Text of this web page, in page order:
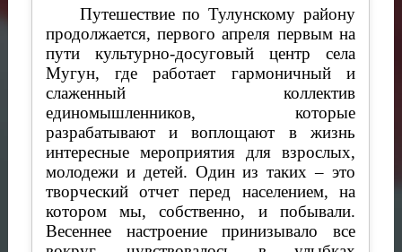
Путешествие по Тулунскому району
продолжается, первого апреля первым на
пути культурно-досуговый центр села
Мугун, где работает гармоничный и
слаженный коллектив
единомышленников, которые
разрабатывают и воплощают в жизнь
интересные мероприятия для взрослых,
молодежи и детей. Один из таких – это
творческий отчет перед населением, на
котором мы, собственно, и побывали.
Весеннее настроение принизывало все